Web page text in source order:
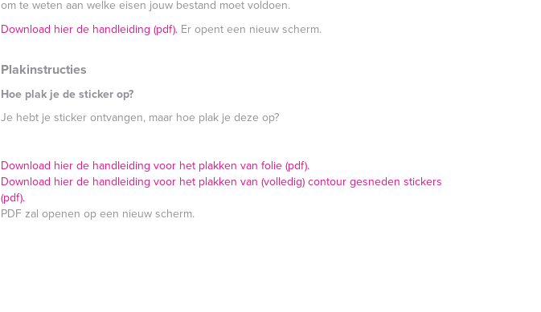
om te weten aan welke eisen jouw bestand moet voldoen.
Download hier de handleiding (pdf). Er opent een nieuw scherm.
Plakinstructies
Hoe plak je de sticker op?
Je hebt je sticker ontvangen, maar hoe plak je deze op?
Download hier de handleiding voor het plakken van folie (pdf).
Download hier de handleiding voor het plakken van (volledig) contour gesneden stickers
(pdf).
PDF zal openen op een nieuw scherm.